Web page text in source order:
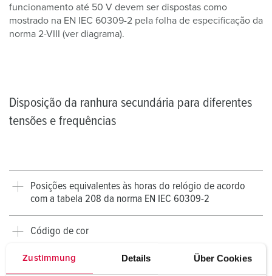
Zustimmung Details Über Cookies
funcionamento até 50 V devem ser dispostas como
mostrado na EN IEC 60309-2 pela folha de especificação da
norma 2-VIII (ver diagrama).
Disposição da ranhura secundária para diferentes
tensões e frequências
Posições equivalentes às horas do relógio de acordo
com a tabela 208 da norma EN IEC 60309-2
Código de cor